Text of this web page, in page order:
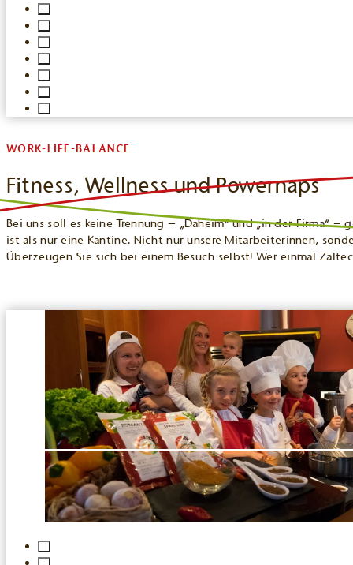
Fitness, Wellness und Powernaps
WORK-LIFE-BALANCE
Bei uns soll es keine Trennung – „Daheim“ und „in der Firma“
ist als nur eine Kantine. Nicht nur unsere Mitarbeiterinnen,
Überzeugen Sie sich bei einem Besuch selbst! Wer einmal